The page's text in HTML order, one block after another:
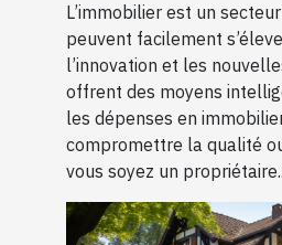
L’immobilier est un
peuvent facilement
l’innovation et les
offrent des moyens
les dépenses en
compromettre la qualité
vous soyez un